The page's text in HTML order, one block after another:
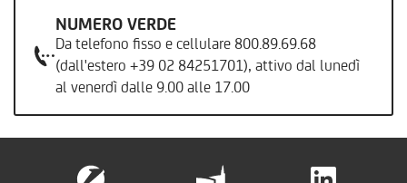
NUMERO VERDE
Da telefono fisso e cellulare 800.89.69.68
(dall'estero +39 02 84251701), attivo dal lunedì
al venerdì dalle 9.00 alle 17.00